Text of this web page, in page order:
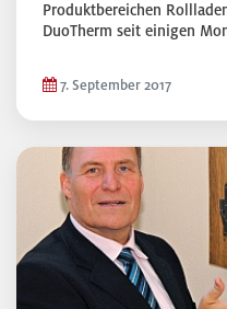
Produktbereichen
DuoTherm seit einigen
7. September 2017